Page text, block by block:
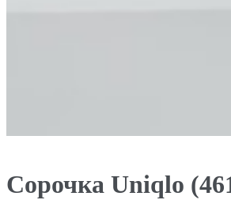
Сорочка Uniqlo